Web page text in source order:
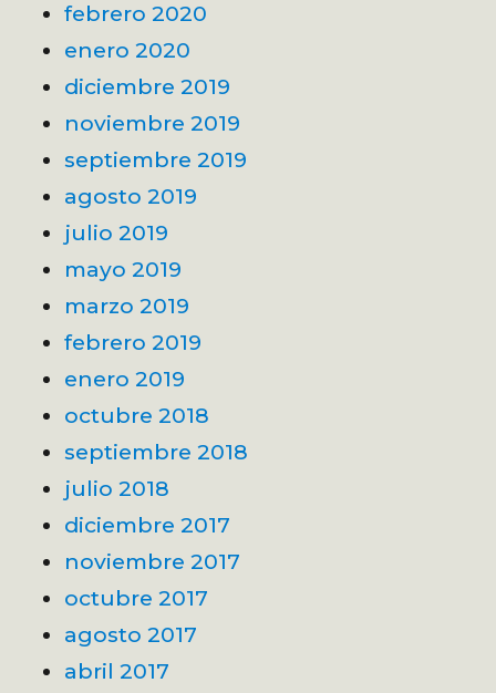
febrero 2020
enero 2020
diciembre 2019
noviembre 2019
septiembre 2019
agosto 2019
julio 2019
mayo 2019
marzo 2019
febrero 2019
enero 2019
octubre 2018
septiembre 2018
julio 2018
diciembre 2017
noviembre 2017
octubre 2017
agosto 2017
abril 2017